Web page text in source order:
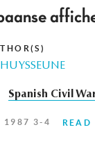
Spanish Civil
1987 3-4 READ